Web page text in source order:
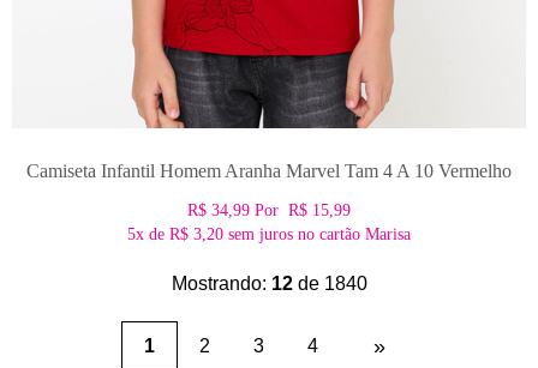
Camiseta Infantil Homem Aranha Marvel Tam 4 A 10 Vermelho
R$ 34,99 Por R$ 15,99
5x de R$ 3,20 sem juros no cartão Marisa
Mostrando: 12de 1840
1 (current)
2 3 4 »